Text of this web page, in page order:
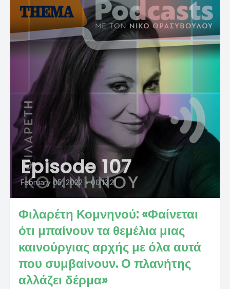
Episode 107
February 05, 2022 • 00:13:21
Φιλαρέτη Κομνηνού: «Φαίνεται
ότι μπαίνουν τα θεμέλια μιας
καινούργιας αρχής με όλα αυτά
που συμβαίνουν. Ο πλανήτης
αλλάζει δέρμα»